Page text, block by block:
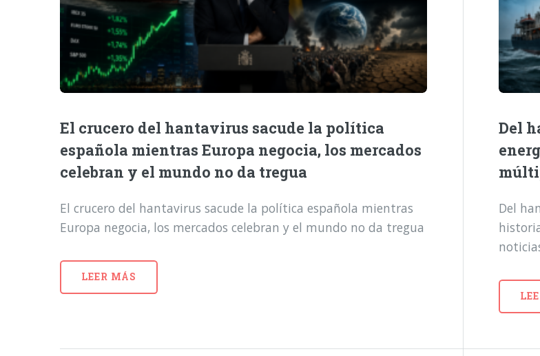
El crucero del hantavirus sacude la política
española mientras Europa negocia, los mercados
celebran y el mundo no da tregua
El crucero del hantavirus sacude la política española mientras
Europa negocia, los mercados celebran y el mundo no da tregua
LEER MÁS
Del
Del